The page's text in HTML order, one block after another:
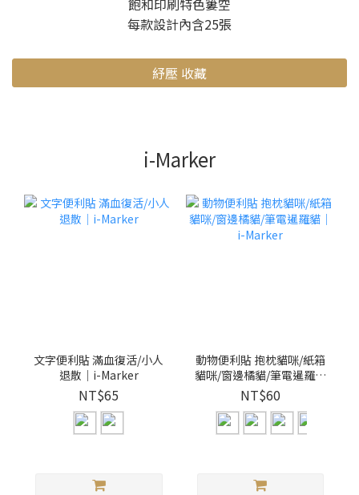
飽和印刷特色簍空
每款設計內含25張
紓壓 收藏
i-Marker
文字便利貼 滿血復活/小人
退散｜i-Marker
NT$65
動物便利貼 抱枕貓咪/紙箱
貓咪/窗邊橘貓/筆電暹羅貓
｜i-Marker
NT$60